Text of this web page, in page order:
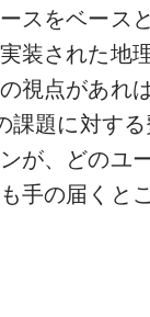
スをベース
装された地
視点があれ
課題に対す
が、どのユ
手の届くと